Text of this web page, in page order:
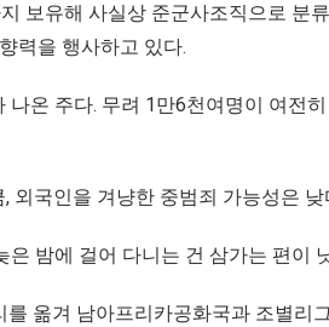
보유해 사실상 준군사조직으로 분
력을 행사하고 있다.
온 주다. 무려 1만6천여명이 여전
외국인을 겨냥한 중범죄 가능성은
밤에 걸어 다니는 건 삼가는 편이
옮겨 남아프리카공화국과 조별리